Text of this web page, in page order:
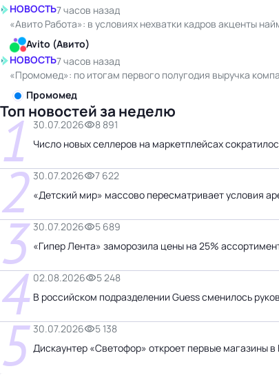
НОВОСТЬ7 часов назад
«Авито Работа»: в условиях нехватки кадров акценты
Avito (Авито)
НОВОСТЬ7 часов назад
«Промомед»: по итогам первого полугодия выручка
Промомед
Топ новостей за неделю
1 30.07.2026
8 891
Число новых селлеров на маркетплейсах
2 30.07.2026
7 622
«Детский мир» массово пересматривает условия
3 30.07.2026
5 689
«Гипер Лента» заморозила цены на 25%
4 02.08.2026
5 248
В российском подразделении Guess сменилось
5 30.07.2026
5 138
Дискаунтер «Светофор» откроет первые магазины